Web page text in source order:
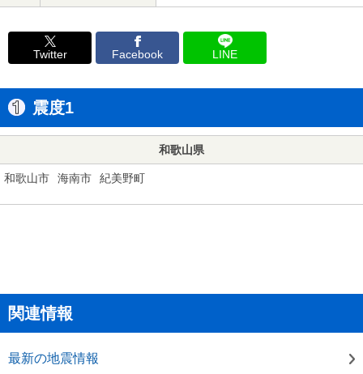
Twitter Facebook LINE
震度1
和歌山県
和歌山市 海南市 紀美野町
関連情報
最新の地震情報